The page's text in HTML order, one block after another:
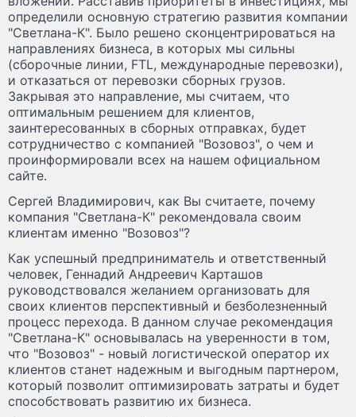
определили основную стратегию развития компании
"Светлана-К". Было решено сконцентрироваться на
направлениях бизнеса, в которых мы сильны
(сборочные линии, FTL, международные перевозки),
и отказаться от перевозки сборных грузов.
Закрывая это направление, мы считаем, что
оптимальным решением для клиентов,
заинтересованных в сборных отправках, будет
сотрудничество с компанией "Возовоз", о чем и
проинформировали всех на нашем официальном
сайте.
Сергей Владимирович, как Вы считаете, почему
компания "Светлана-К" рекомендовала своим
клиентам именно "Возовоз"?
Как успешный предприниматель и ответственный
человек, Геннадий Андреевич Карташов
руководствовался желанием организовать для
своих клиентов перспективный и безболезненный
процесс перехода. В данном случае рекомендация
"Светлана-К" основывалась на уверенности в том,
что "Возовоз" - новый логистической оператор их
клиентов станет надежным и выгодным партнером,
который позволит оптимизировать затраты и будет
способствовать развитию их бизнеса.